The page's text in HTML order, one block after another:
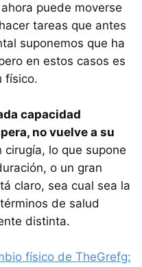
puede moverse
tareas que antes
suponemos que ha
en estos casos es
físico.
capacidad
no vuelve a su
lo que supone
o un gran
claro, sea cual sea la
de salud
distinta.
físico de TheGrefg: